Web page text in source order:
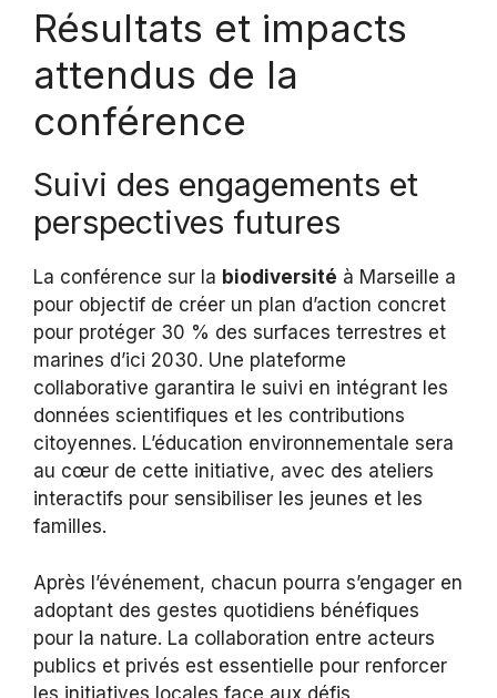
Résultats et impacts
attendus de la
conférence
Suivi des engagements et
perspectives futures
La conférence sur la biodiversité à Marseille a
pour objectif de créer un plan d’action concret
pour protéger 30 % des surfaces terrestres et
marines d’ici 2030. Une plateforme
collaborative garantira le suivi en intégrant les
données scientifiques et les contributions
citoyennes. L’éducation environnementale sera
au cœur de cette initiative, avec des ateliers
interactifs pour sensibiliser les jeunes et les
familles.
Après l’événement, chacun pourra s’engager en
adoptant des gestes quotidiens bénéfiques
pour la nature. La collaboration entre acteurs
publics et privés est essentielle pour renforcer
les initiatives locales face aux défis